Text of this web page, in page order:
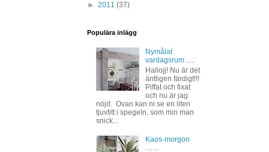
► 2011 (37)
Populära inlägg
Nymålat
vardagsrum .....
Hallojj! Nu är det
äntligen färdigt!!!
Piffat och fixat
och nu är jag
nöjd. Ovan kan ni se en liten
tjuvtitt i spegeln, som min man
snick...
Kaos-morgon